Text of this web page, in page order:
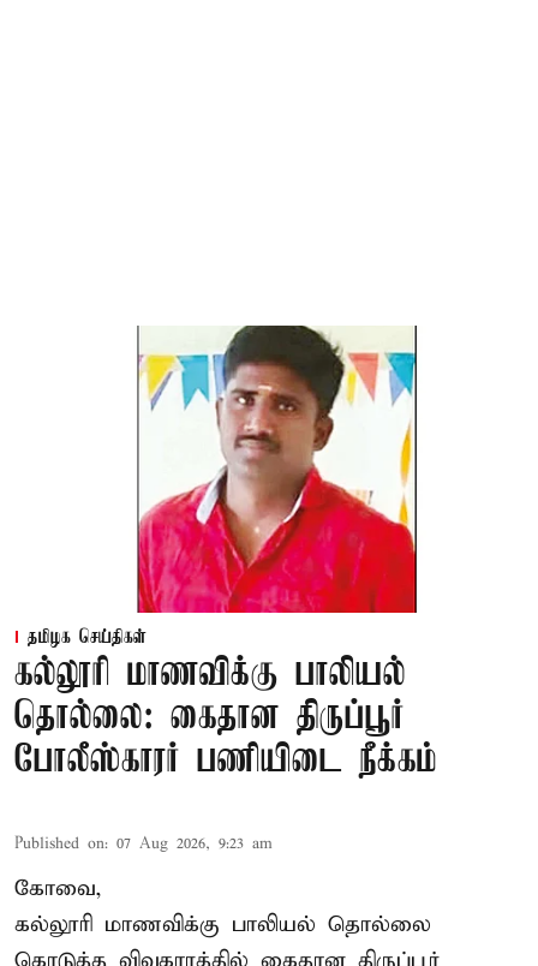
தமிழக செய்திகள்
கல்லூரி மாணவிக்கு பாலியல்
தொல்லை: கைதான திருப்பூர்
போலீஸ்காரர் பணியிடை நீக்கம்
Published on: 07 Aug 2026, 9:23 am
கோவை,
கல்லூரி மாணவிக்கு பாலியல் தொல்லை
கொடுத்த விவகாரத்தில் கைதான திருப்பூர்